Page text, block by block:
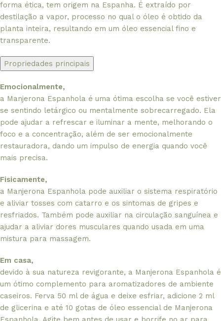
forma ética, tem origem na Espanha. É extraído por
destilação a vapor, processo no qual o óleo é obtido da
planta inteira, resultando em um óleo essencial fino e
transparente.
Propriedades principais
Emocionalmente,
a Manjerona Espanhola é uma ótima escolha se você estiver
se sentindo letárgico ou mentalmente sobrecarregado. Ela
pode ajudar a refrescar e iluminar a mente, melhorando o
foco e a concentração, além de ser emocionalmente
restauradora, dando um impulso de energia quando você
mais precisa.
Fisicamente,
a Manjerona Espanhola pode auxiliar o sistema respiratório
e aliviar tosses com catarro e os sintomas de gripes e
resfriados. Também pode auxiliar na circulação sanguínea e
ajudar a aliviar dores musculares quando usada em uma
mistura para massagem.
Em casa,
devido à sua natureza revigorante, a Manjerona Espanhola é
um ótimo complemento para aromatizadores de ambiente
caseiros. Ferva 50 ml de água e deixe esfriar, adicione 2 ml
de glicerina e até 10 gotas de óleo essencial de Manjerona